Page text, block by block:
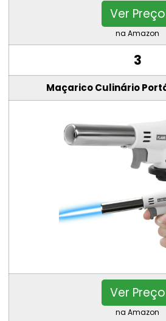
Ver Preço
na Amazon
3
Maçarico Culinário
Ver Preço
na Amazon